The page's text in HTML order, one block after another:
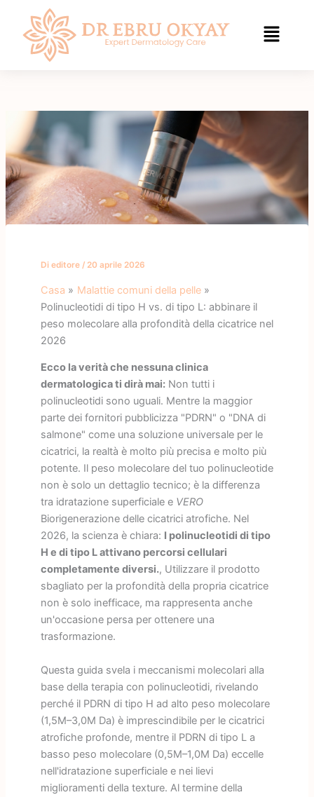
contenuto
Di editore / 20 aprile 2026
Casa
Malattie comuni della pelle
Polinucleotidi di tipo H vs. di tipo L: abbinare il
peso molecolare alla profondità della cicatrice nel
2026
Ecco la verità che nessuna clinica
dermatologica ti dirà mai:Non tutti i
polinucleotidi sono uguali. Mentre la maggior
parte dei fornitori pubblicizza "PDRN" o "DNA di
salmone" come una soluzione universale per le
cicatrici, la realtà è molto più precisa e molto più
potente. Il peso molecolare del tuo polinucleotide
non è solo un dettaglio tecnico; è la differenza
tra idratazione superficiale e VERO
Biorigenerazione delle cicatrici atrofiche. Nel
2026, la scienza è chiara: I polinucleotidi di tipo
H e di tipo L attivano percorsi cellulari
completamente diversi., Utilizzare il prodotto
sbagliato per la profondità della propria cicatrice
non è solo inefficace, ma rappresenta anche
un'occasione persa per ottenere una
trasformazione.
Questa guida svela i meccanismi molecolari alla
base della terapia con polinucleotidi, rivelando
perché il PDRN di tipo H ad alto peso molecolare
(1,5M–3,0M Da) è imprescindibile per le cicatrici
atrofiche profonde, mentre il PDRN di tipo L a
basso peso molecolare (0,5M–1,0M Da) eccelle
nell'idratazione superficiale e nei lievi
miglioramenti della texture. Al termine della